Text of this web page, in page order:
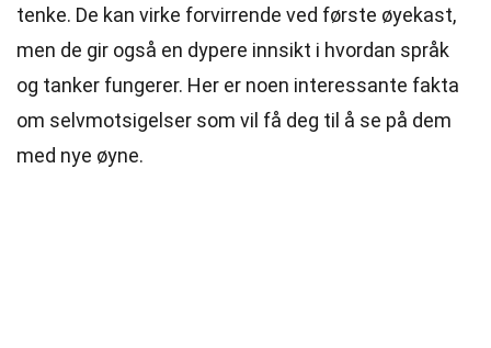
tenke. De kan virke forvirrende ved første øyekast,
men de gir også en dypere innsikt i hvordan språk
og tanker fungerer. Her er noen interessante fakta
om selvmotsigelser som vil få deg til å se på dem
med nye øyne.